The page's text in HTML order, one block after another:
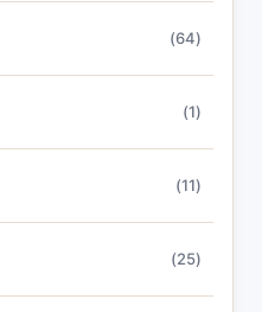
(64)
(1)
(11)
(25)